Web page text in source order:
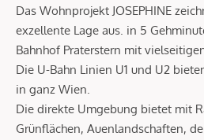
Das Wohnprojekt JOSEPHINE
exzellente Lage aus. in 5
Bahnhof Praterstern mit
Die U-Bahn Linien U1 und U2
in ganz Wien.
Die direkte Umgebung bietet mit
Grünflächen, Auenlandschaften,